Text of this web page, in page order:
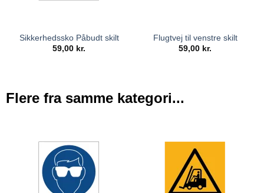
Sikkerhedssko Påbudt skilt
59,00 kr.
Flugtvej til venstre skilt
59,00 kr.
Flere fra samme kategori...